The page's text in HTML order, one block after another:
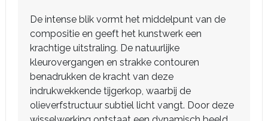
De intense blik vormt het middelpunt van de
compositie en geeft het kunstwerk een
krachtige uitstraling. De natuurlijke
kleurovergangen en strakke contouren
benadrukken de kracht van deze
indrukwekkende tijgerkop, waarbij de
olieverfstructuur subtiel licht vangt. Door deze